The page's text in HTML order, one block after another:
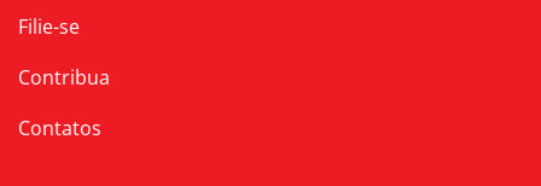
Filie-se
Contribua
Contatos